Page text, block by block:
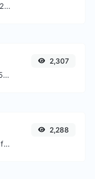
Générez un hachage SHA-3/256 pour toute entrée de chaîne.
Générer un hachage SHA-3/512 pour toute entrée de chaîne.
2,307
Convertissez facilement des fichiers image PNG en GIF.
2,288